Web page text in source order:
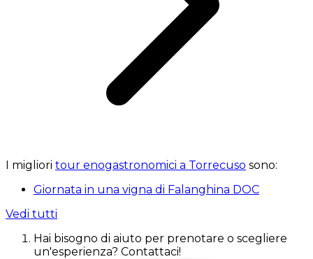
I migliori tour enogastronomici a Torrecuso sono:
Giornata in una vigna di Falanghina DOC
Vedi tutti
Hai bisogno di aiuto per prenotare o scegliere
un'esperienza? Contattaci!